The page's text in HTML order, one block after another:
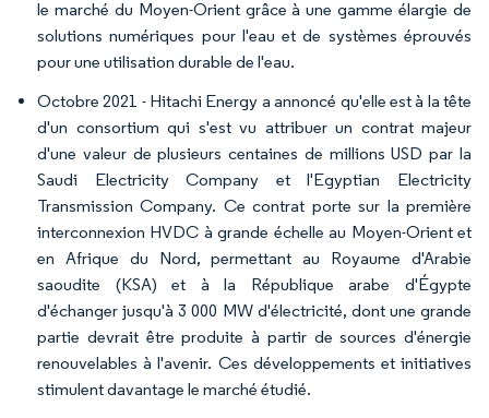
le marché du Moyen-Orient grâce à une gamme élargie de
solutions numériques pour l'eau et de systèmes éprouvés
pour une utilisation durable de l'eau.
Octobre 2021 - Hitachi Energy a annoncé qu'elle est à la tête
d'un consortium qui s'est vu attribuer un contrat majeur
d'une valeur de plusieurs centaines de millions USD par la
Saudi Electricity Company et l'Egyptian Electricity
Transmission Company. Ce contrat porte sur la première
interconnexion HVDC à grande échelle au Moyen-Orient et
en Afrique du Nord, permettant au Royaume d'Arabie
saoudite (KSA) et à la République arabe d'Égypte
d'échanger jusqu'à 3 000 MW d'électricité, dont une grande
partie devrait être produite à partir de sources d'énergie
renouvelables à l'avenir. Ces développements et initiatives
stimulent davantage le marché étudié.